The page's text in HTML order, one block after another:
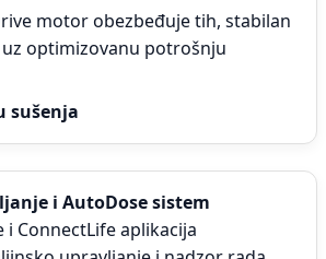
motor obezbeđuje tih, stabilan
optimizovanu potrošnju
sušenja
i AutoDose sistem
i ConnectLife aplikacija